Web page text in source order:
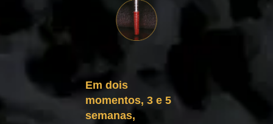
Em dois
momentos, 3 e 5
semanas,